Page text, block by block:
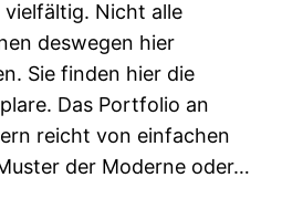
Nicht alle
deswegen hier
Sie finden hier die
Das Portfolio an
reicht von einfachen
der Moderne oder…